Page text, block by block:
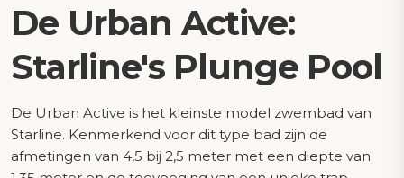
De Urban Active:
Starline's Plunge Pool
De Urban Active is het kleinste model zwembad van
Starline. Kenmerkend voor dit type bad zijn de
afmetingen van 4,5 bij 2,5 meter met een diepte van